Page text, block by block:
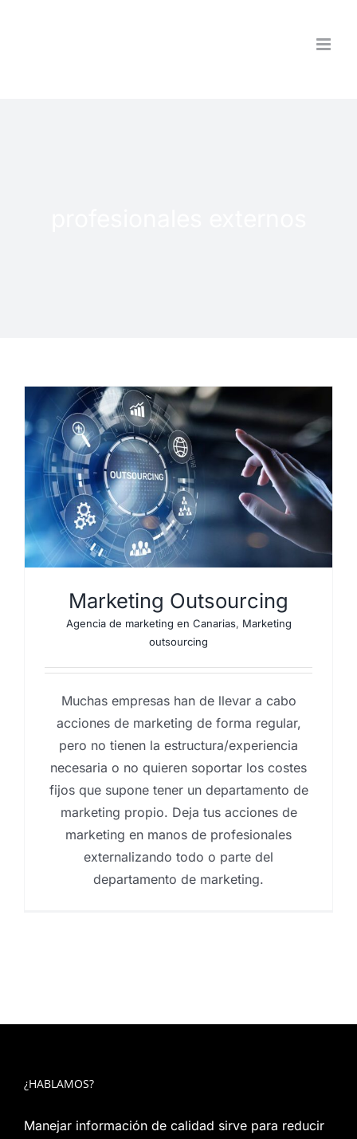
Marketing Outsourcing
Agencia de marketing en Canarias, Marketing
outsourcing
Muchas empresas han de llevar a cabo
acciones de marketing de forma regular,
pero no tienen la estructura/experiencia
necesaria o no quieren soportar los costes
fijos que supone tener un departamento de
marketing propio. Deja tus acciones de
marketing en manos de profesionales
externalizando todo o parte del
departamento de marketing.
¿HABLAMOS?
Manejar información de calidad sirve para reducir